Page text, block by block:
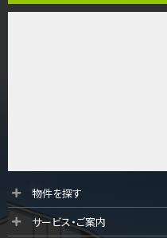
第10位
物件を探す
サービス・ご案内